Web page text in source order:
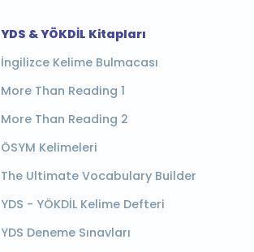
YDS & YÖKDİL Kitapları
İngilizce Kelime Bulmacası
More Than Reading 1
More Than Reading 2
ÖSYM Kelimeleri
The Ultimate Vocabulary Builder
YDS - YÖKDİL Kelime Defteri
YDS Deneme Sınavları